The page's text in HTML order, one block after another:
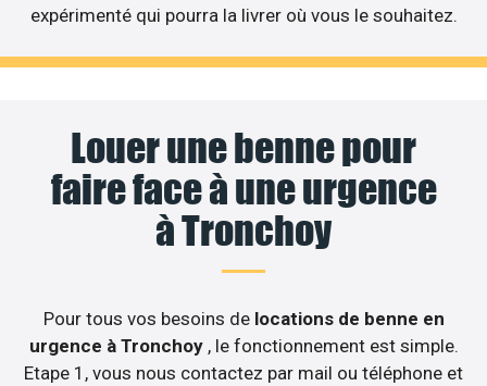
expérimenté qui pourra la livrer où vous le souhaitez.
Louer une benne pour
faire face à une urgence
à Tronchoy
Pour tous vos besoins de locations de benne en
urgence à Tronchoy , le fonctionnement est simple.
Etape 1, vous nous contactez par mail ou téléphone et